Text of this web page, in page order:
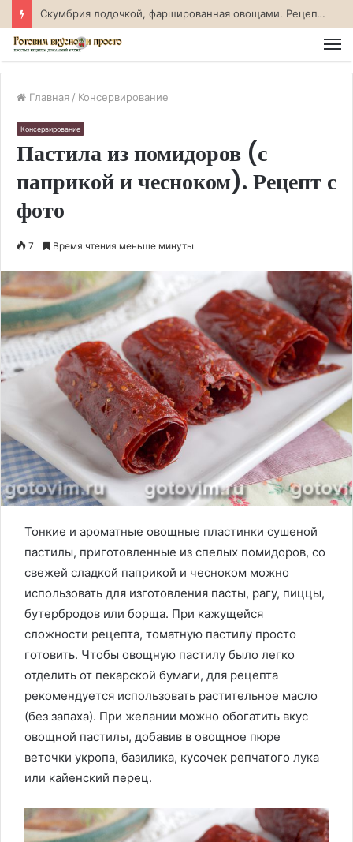
Скумбрия лодочкой, фаршированная овощами. Рецепт с фото
Главная / Консервирование
Консервирование
Пастила из помидоров (с
паприкой и чесноком). Рецепт с
фото
7 Время чтения меньше минуты
Тонкие и ароматные овощные пластинки сушеной
пастилы, приготовленные из спелых помидоров, со
свежей сладкой паприкой и чесноком можно
использовать для изготовления пасты, рагу, пиццы,
бутербродов или борща. При кажущейся
сложности рецепта, томатную пастилу просто
готовить. Чтобы овощную пастилу было легко
отделить от пекарской бумаги, для рецепта
рекомендуется использовать растительное масло
(без запаха). При желании можно обогатить вкус
овощной пастилы, добавив в овощное пюре
веточки укропа, базилика, кусочек репчатого лука
или кайенский перец.